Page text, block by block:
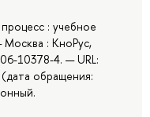
: учебное
: КноРус,
10378-4. — URL:
обращения: